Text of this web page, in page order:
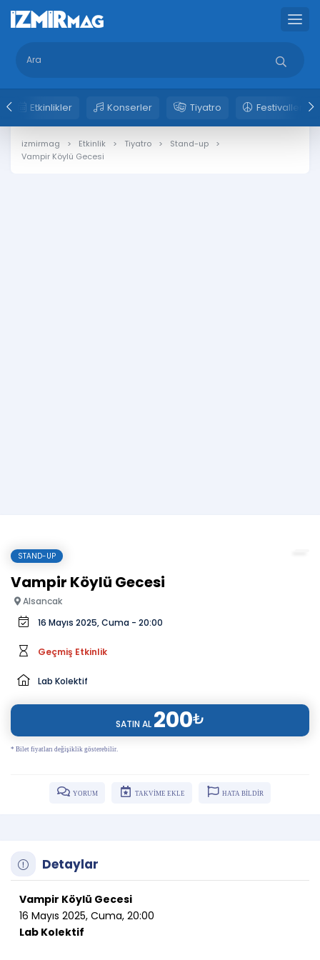
Etkinlikler Konserler Tiyatro Festivaller
izmirmag Etkinlik Tiyatro
Stand-up
Vampir Köylü Gecesi
STAND-UP
Vampir Köylü Gecesi
Alsancak
16 Mayıs 2025, Cuma - 20:00
Geçmiş Etkinlik
Lab Kolektif
SATIN AL 200₺
* Bilet fiyatları değişiklik gösterebilir.
YORUM TAKVİME EKLE HATA BİLDİR
Detaylar
Vampir Köylü Gecesi
16 Mayıs 2025, Cuma, 20:00
Lab Kolektif